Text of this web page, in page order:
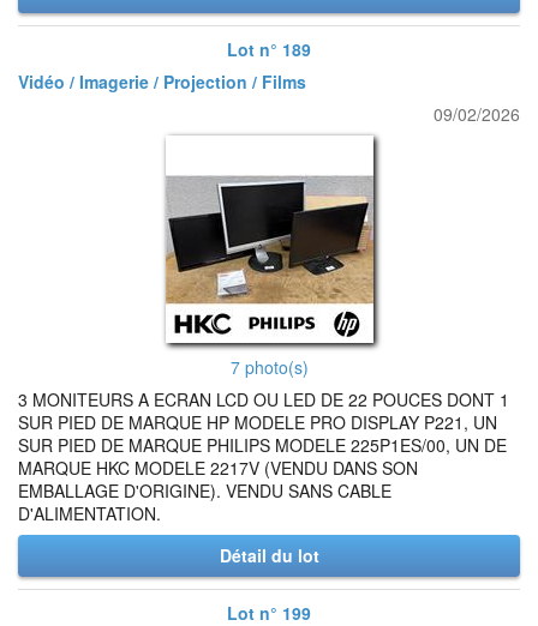
Lot n° 189
Vidéo / Imagerie / Projection / Films
09/02/2026
7 photo(s)
3 MONITEURS A ECRAN LCD OU LED DE 22 POUCES DONT 1
SUR PIED DE MARQUE HP MODELE PRO DISPLAY P221, UN
SUR PIED DE MARQUE PHILIPS MODELE 225P1ES/00, UN DE
MARQUE HKC MODELE 2217V (VENDU DANS SON
EMBALLAGE D'ORIGINE). VENDU SANS CABLE
D'ALIMENTATION.
Détail du lot
Lot n° 199